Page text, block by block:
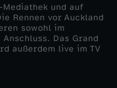
Mediathek und auf
Rennen vor Auckland
sowohl im
Das Grand
außerdem live im TV